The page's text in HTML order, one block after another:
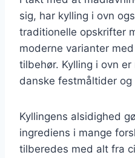
sig, har kylling i ovn
traditionelle opskrifter
moderne varianter
tilbehør. Kylling i ovn
danske festmåltider
Kyllingens alsidighed
ingrediens i mange
tilberedes med alt fra